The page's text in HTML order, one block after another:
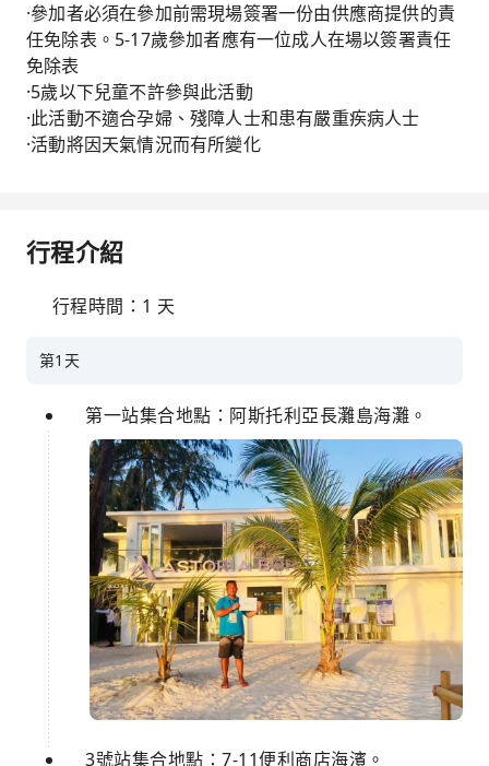
·參加者必須在參加前需現場簽署一份由供應商提供的責
任免除表。5-17歲參加者應有一位成人在場以簽署責任
免除表
·5歲以下兒童不許參與此活動
·此活動不適合孕婦、殘障人士和患有嚴重疾病人士
·活動將因天氣情況而有所變化
行程介紹
行程時間：1 天
第1天
第一站集合地點：阿斯托利亞長灘島海灘。
3號站集合地點：7-11便利商店海濱。